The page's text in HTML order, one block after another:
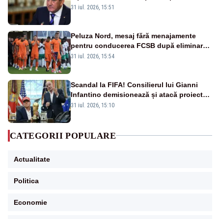
România. Autoritățile trebuie să continue
31 iul. 2026, 15:51
Peluza Nord, mesaj fără menajamente
pentru conducerea FCSB după eliminarea
rușinoasă din Conference League
31 iul. 2026, 15:54
Scandal la FIFA! Consilierul lui Gianni
Infantino demisionează și atacă proiectul
privind investitorii străini
31 iul. 2026, 15:10
CATEGORII POPULARE
Actualitate
Politica
Economie